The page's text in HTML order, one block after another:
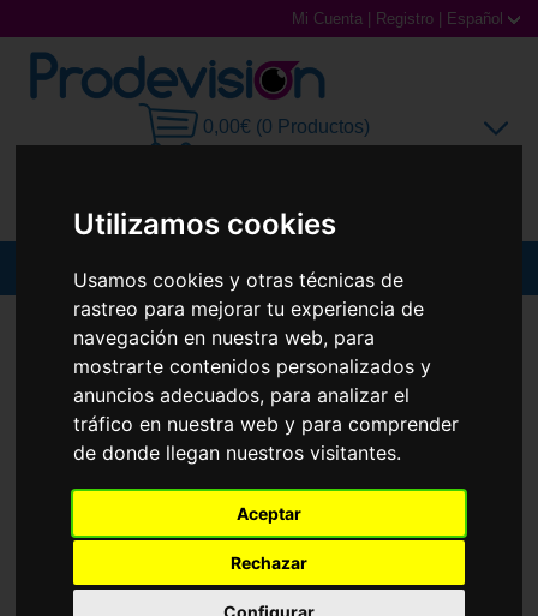
Utilizamos cookies
Usamos cookies y otras técnicas de
rastreo para mejorar tu experiencia de
navegación en nuestra web, para
mostrarte contenidos personalizados y
anuncios adecuados, para analizar el
tráfico en nuestra web y para comprender
de donde llegan nuestros visitantes.
Aceptar
Rechazar
Mi Cuenta Registro Español
0,00€ (0 Productos)
Gafas de Sol
Gafas Graduadas
Gafas Deportivas
Lentillas
Accesorios